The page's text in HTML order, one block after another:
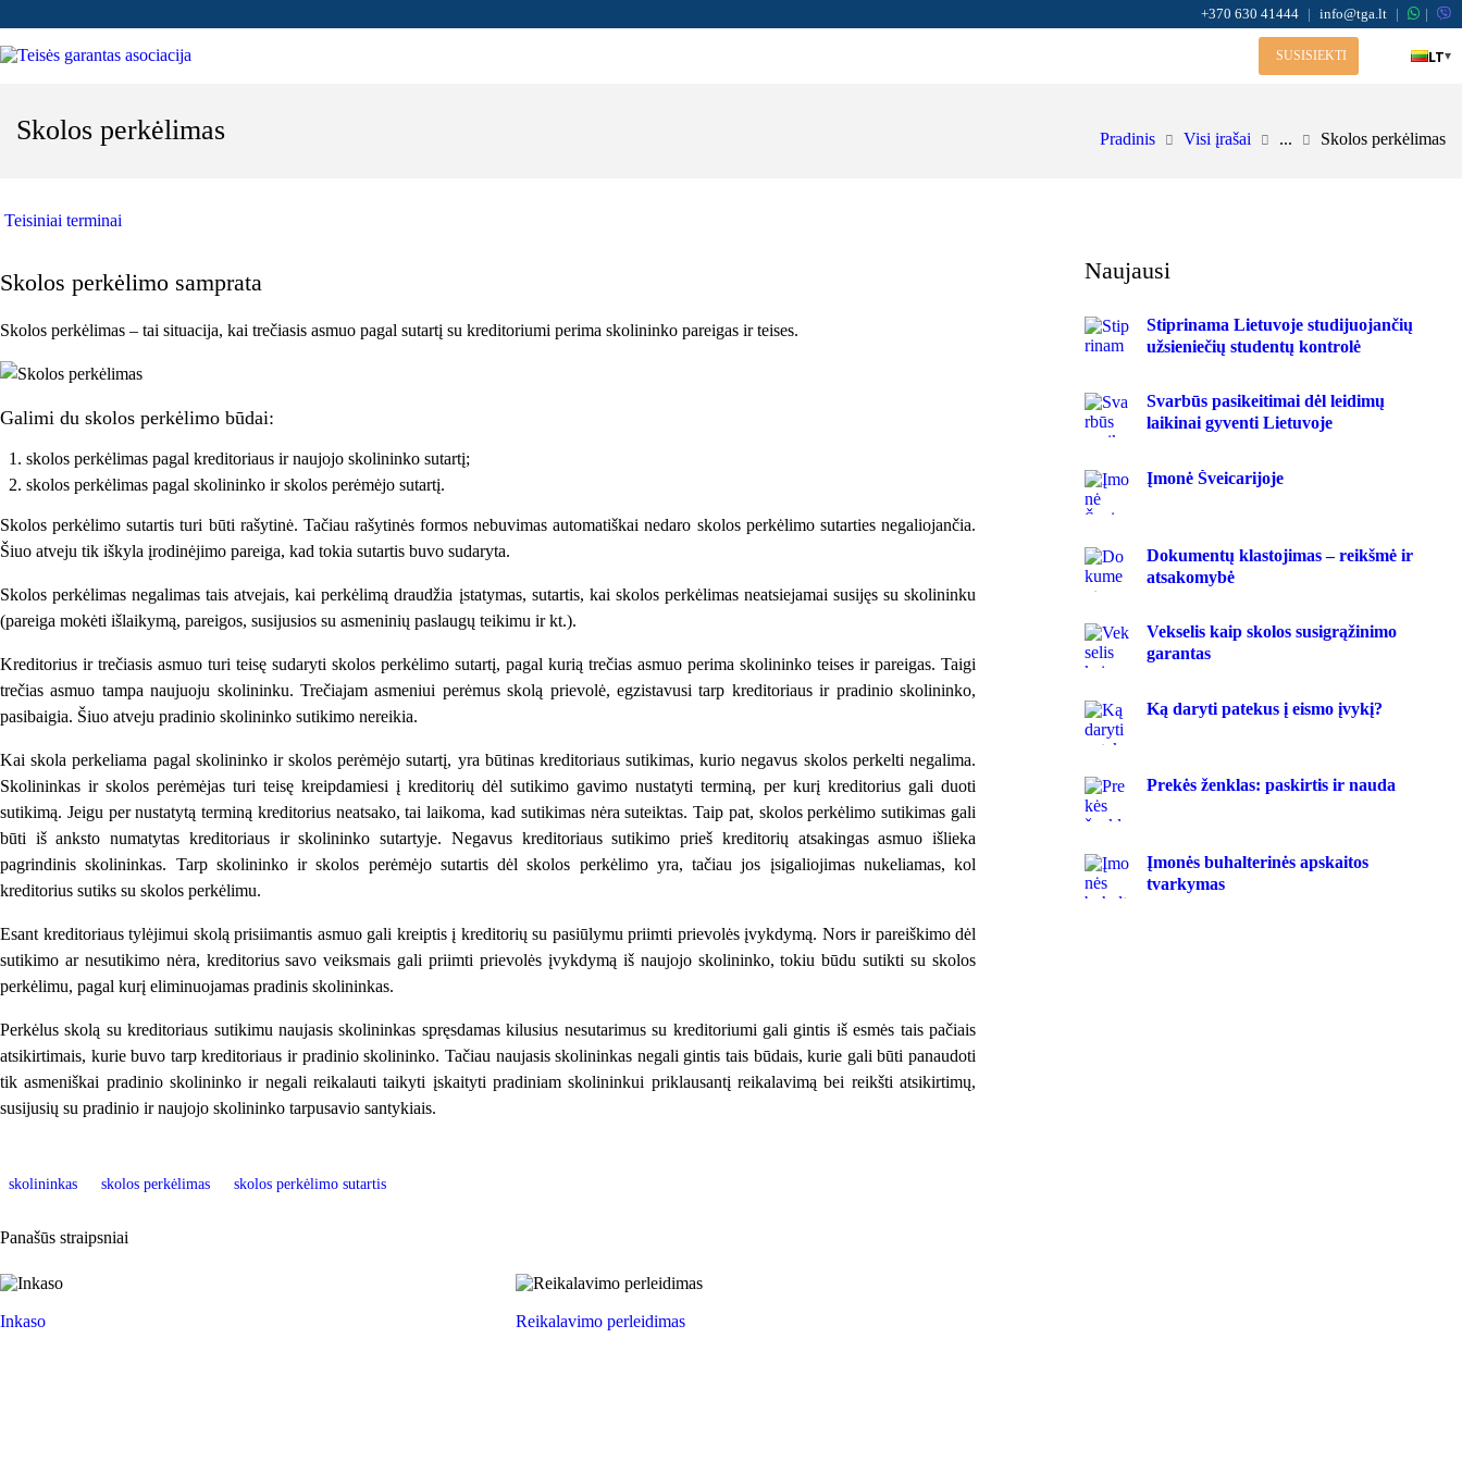
+370 630 41444 | info@tga.lt | |
SUSISIEKTI LT▾
Skolos perkėlimas Pradinis Visi įrašai ... Skolos perkėlimas
Teisiniai terminai
Skolos perkėlimo samprata
Skolos perkėlimas – tai situacija, kai trečiasis asmuo pagal sutartį su kreditoriumi perima skolininko pareigas ir teises.
Galimi du skolos perkėlimo būdai:
skolos perkėlimas pagal kreditoriaus ir naujojo skolininko sutartį;
skolos perkėlimas pagal skolininko ir skolos perėmėjo sutartį.
Skolos perkėlimo sutartis turi būti rašytinė. Tačiau rašytinės formos nebuvimas automatiškai nedaro skolos perkėlimo sutarties negaliojančia.
Šiuo atveju tik iškyla įrodinėjimo pareiga, kad tokia sutartis buvo sudaryta.
Skolos perkėlimas negalimas tais atvejais, kai perkėlimą draudžia įstatymas, sutartis, kai skolos perkėlimas neatsiejamai susijęs su skolininku
(pareiga mokėti išlaikymą, pareigos, susijusios su asmeninių paslaugų teikimu ir kt.).
Kreditorius ir trečiasis asmuo turi teisę sudaryti skolos perkėlimo sutartį, pagal kurią trečias asmuo perima skolininko teises ir pareigas. Taigi
trečias asmuo tampa naujuoju skolininku. Trečiajam asmeniui perėmus skolą prievolė, egzistavusi tarp kreditoriaus ir pradinio skolininko,
pasibaigia. Šiuo atveju pradinio skolininko sutikimo nereikia.
Kai skola perkeliama pagal skolininko ir skolos perėmėjo sutartį, yra būtinas kreditoriaus sutikimas, kurio negavus skolos perkelti negalima.
Skolininkas ir skolos perėmėjas turi teisę kreipdamiesi į kreditorių dėl sutikimo gavimo nustatyti terminą, per kurį kreditorius gali duoti
sutikimą. Jeigu per nustatytą terminą kreditorius neatsako, tai laikoma, kad sutikimas nėra suteiktas. Taip pat, skolos perkėlimo sutikimas gali
būti iš anksto numatytas kreditoriaus ir skolininko sutartyje. Negavus kreditoriaus sutikimo prieš kreditorių atsakingas asmuo išlieka
pagrindinis skolininkas. Tarp skolininko ir skolos perėmėjo sutartis dėl skolos perkėlimo yra, tačiau jos įsigaliojimas nukeliamas, kol
kreditorius sutiks su skolos perkėlimu.
Esant kreditoriaus tylėjimui skolą prisiimantis asmuo gali kreiptis į kreditorių su pasiūlymu priimti prievolės įvykdymą. Nors ir pareiškimo dėl
sutikimo ar nesutikimo nėra, kreditorius savo veiksmais gali priimti prievolės įvykdymą iš naujojo skolininko, tokiu būdu sutikti su skolos
perkėlimu, pagal kurį eliminuojamas pradinis skolininkas.
Perkėlus skolą su kreditoriaus sutikimu naujasis skolininkas spręsdamas kilusius nesutarimus su kreditoriumi gali gintis iš esmės tais pačiais
atsikirtimais, kurie buvo tarp kreditoriaus ir pradinio skolininko. Tačiau naujasis skolininkas negali gintis tais būdais, kurie gali būti panaudoti
tik asmeniškai pradinio skolininko ir negali reikalauti taikyti įskaityti pradiniam skolininkui priklausantį reikalavimą bei reikšti atsikirtimų,
susijusių su pradinio ir naujojo skolininko tarpusavio santykiais.
skolininkas skolos perkėlimas skolos perkėlimo sutartis
Panašūs straipsniai
Inkaso Reikalavimo perleidimas
Naujausi
Stiprinama Lietuvoje studijuojančių
užsieniečių studentų kontrolė
Svarbūs pasikeitimai dėl leidimų
laikinai gyventi Lietuvoje
Įmonė Šveicarijoje
Dokumentų klastojimas – reikšmė ir
atsakomybė
Vekselis kaip skolos susigrąžinimo
garantas
Ką daryti patekus į eismo įvykį?
Prekės ženklas: paskirtis ir nauda
Įmonės buhalterinės apskaitos
tvarkymas